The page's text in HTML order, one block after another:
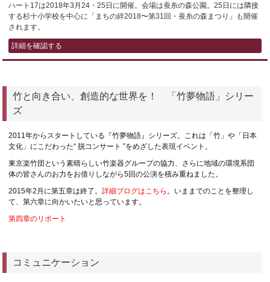
ハート17は2018年3月24・25日に開催。会場は蚕糸の森公園。25日には隣接
する杉十小学校を中心に「まちの絆2018〜第31回・蚕糸の森まつり」も開催
されます。
詳細を確認する
竹と向き合い、創造的な世界を！ 「竹夢物語」シリー
ズ
2011年からスタートしている『竹夢物語』シリーズ。これは「竹」や「日本
文化」にこだわった“ 脱コンサート ”をめざした表現イベント。
東京楽竹団という素晴らしい竹楽器グループの協力、さらに地域の環境系団
体の皆さんのお力をお借りしながら5回の公演を積み重ねました。
2015年2月に第五章は終了。詳細ブログはこちら 。いままでのことを整理し
て、第六章に向かいたいと思っています。
第四章のリポート
コミュニケーション